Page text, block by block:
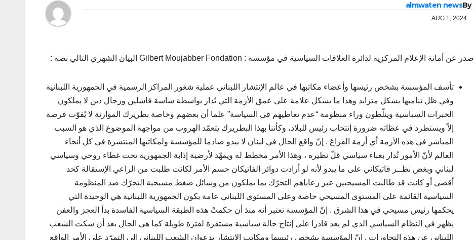
By
almwaten news
AUG 1, 2024
صدر عن أمانة الإعلام المركزية لدائرة العلاقات السياسية في مؤسسة : Gilbert Moujabber Fondation البيان الشهري التالي نصه :
تأسف المؤسسة بشخص رئيسها وأعضاء مكاتبها في عالم الإنتشار اللبناني عملية شغور المراكز الرسمية في الجمهورية اللبنانية
وفي ظل تناميها بشكل متزايد وهذا ما يشكل علامة على عمق الأزمة التي تُدار بواسطة ساسة فاشلين ورجال دين لا يملكون
الخبرات السياسية ويتلّطون وراء منظومة “عدم تعاطيهم في السياسة” علما أن بعضهم وخاصة بطريرك الموارنة لا يُفوّت فرصة
إلاّ ويستطرد في عظاته ضرورة إنتخاب رئيس للبلاد، وكأننا بهذا البطريرك يتعمّد الهروب من مواجهة الموضوع الذي هو السبب
المباشر في هذه الأزمة أي أزمة الفراغ . إنّ واقع الحال في لبنان لا يبدو صادما للمؤسسة ولمكاتبها المنتشرة في كل أنحاء
العالم لأنّ الأمور تُدار بغباء سياسي قلّ نظيره ، وهذا الأمر مخطط له ويمهّد لأرضية إذابة الجمهورية تحت غطاء روحي وسياسي
لبناني وبغض نظــر فاتيكاني على ما يبدو لأنه لو أرادت دوائر الفاتيكان حسم الأمر لكانت طلبت من الراعي الإستقالة كحد
أقصى أو كانت قد طالبت المسيحيين عبر رعاياهم التحرّك بما يملكون من وسائل ضغط مسيحية التحرّك ضد المنظومة
السياسية القائمة على المستوى المسيحي خاصة وعلى المستوى اللبناني عامة بكون الجمهورية اللبنانية هي الوحيدة التي
يحكمها رئيس مسيحي في هذا الشرق . إنّ المؤسسة تعتبر أنه منذ أن حكمتْ هذه الطبقة السياسية الفاسدة بدأ العجز والعفن
يظهر في النظام السياسي الذي لم يعد قادرا على إنتاج حالة سياسية مستقرة لفترة طويلة كما هي الحال بعد أن سكت الشعب
اللبناني عن هذه التجاوزات . إنّ المؤسسة بشخص رئيسها ومكاتب الإنتشار يدعوان الشعب اللبناني إلى التمرّد على الأمر الواقع